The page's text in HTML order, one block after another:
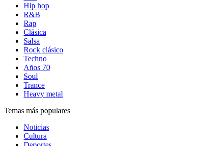
Hip hop
R&B
Rap
Clásica
Salsa
Rock clásico
Techno
Años 70
Soul
Trance
Heavy metal
Temas más populares
Noticias
Cultura